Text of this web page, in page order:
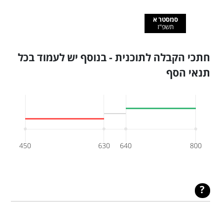
סמסטר א
תשפ"ז
חתכי הקבלה לתוכנית - בנוסף יש לעמוד בכל
תנאי הסף
450 630 640 800